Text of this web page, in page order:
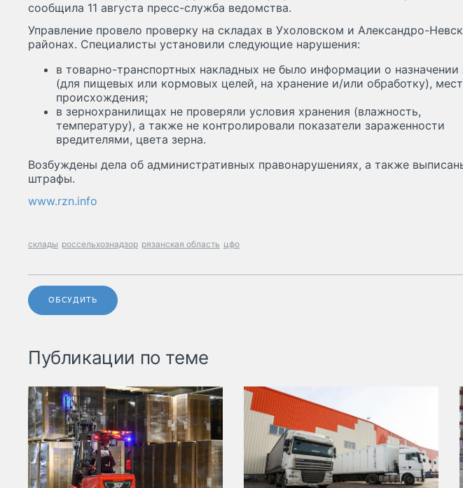
сообщила 11 августа пресс-служба ведомства.
Управление провело проверку на складах в Ухоловском и Александро-
районах. Специалисты установили следующие нарушения:
в товарно-транспортных накладных не было информации о назначении
(для пищевых или кормовых целей, на хранение и/или обработку),
происхождения;
в зернохранилищах не проверяли условия хранения (влажность,
температуру), а также не контролировали показатели зараженности
вредителями, цвета зерна.
Возбуждены дела об административных правонарушениях, а также
штрафы.
www.rzn.info
склады россельхознадзор рязанская область цфо
ОБСУДИТЬ
Публикации по теме